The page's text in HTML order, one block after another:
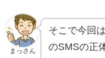
まっさん
そこで今回
のSMSの正